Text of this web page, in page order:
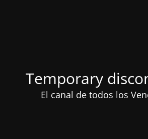
Temporary
El canal de todos los